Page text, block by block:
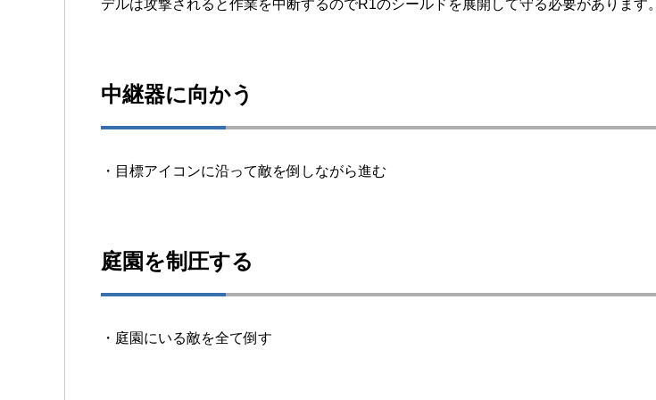
デルは攻撃されると作業を中断するのでR1のシールドを展開して守る必要があります。
中継器に向かう
・目標アイコンに沿って敵を倒しながら進む
庭園を制圧する
・庭園にいる敵を全て倒す